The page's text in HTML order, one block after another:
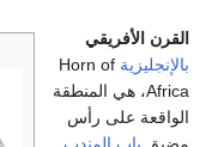
القرن الأفريقي
بالإنجليزية Horn of
Africa، هي المنطقة
الواقعة على رأس